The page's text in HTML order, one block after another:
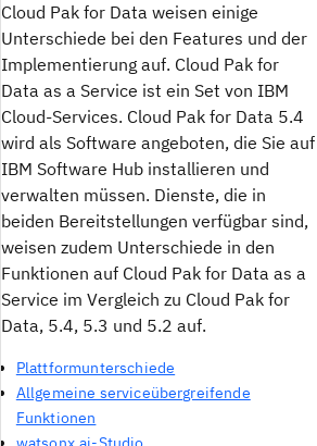
Cloud Pak for Data weisen einige
Unterschiede bei den Features und der
Implementierung auf. Cloud Pak for
Data as a Service ist ein Set von IBM
Cloud-Services. Cloud Pak for Data 5.4
wird als Software angeboten, die Sie auf
IBM Software Hub installieren und
verwalten müssen. Dienste, die in
beiden Bereitstellungen verfügbar sind,
weisen zudem Unterschiede in den
Funktionen auf Cloud Pak for Data as a
Service im Vergleich zu Cloud Pak for
Data, 5.4, 5.3 und 5.2 auf.
Plattformunterschiede
Allgemeine serviceübergreifende
Funktionen